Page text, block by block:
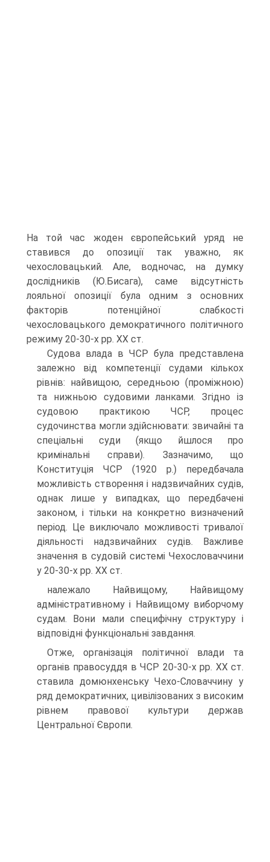
На той час жоден європейський уряд не
ставився до опозиції так уважно, як
чехословацький. Але, водночас, на думку
дослідників (Ю.Бисага), саме відсутність
лояльної опозиції була одним з основних
факторів потенційної слабкості
чехословацького демократичного політичного
режиму 20-30-х рр. XX ст.
Судова влада в ЧСР була представлена
залежно від компетенції судами кількох
рівнів: найвищою, середньою (проміжною)
та нижньою судовими ланками. Згідно із
судовою практикою ЧСР, процес
судочинства могли здійснювати: звичайні та
спеціальні суди (якщо йшлося про
кримінальні справи). Зазначимо, що
Конституція ЧСР (1920 р.) передбачала
можливість створення і надзвичайних судів,
однак лише у випадках, що передбачені
законом, і тільки на конкретно визначений
період. Це виключало можливості тривалої
діяльності надзвичайних судів. Важливе
значення в судовій системі Чехословаччини
у 20-30-х рр. XX ст.
належало Найвищому, Найвищому
адміністративному і Найвищому виборчому
судам. Вони мали специфічну структуру і
відповідні функціональні завдання.
Отже, організація політичної влади та
органів правосуддя в ЧСР 20-30-х рр. XX ст.
ставила домюнхенську Чехо-Словаччину у
ряд демократичних, цивілізованих з високим
рівнем правової культури держав
Центральної Європи.